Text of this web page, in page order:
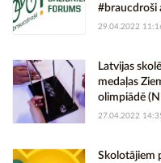
#braucdroši
29.04.2022
Latvijas
medaļas
olimpiādē
27.04.2022
Skolotājiem